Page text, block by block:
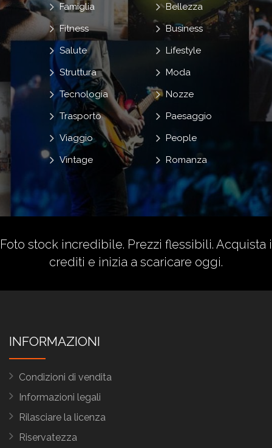
Bellezza
Business
Famiglia
Fitness
Lifestyle
Moda
Nozze
Paesaggio
People
Romanza
Salute
Struttura
Tecnologia
Trasporto
Viaggio
Vintage
Foto stock incredibile. Prezzi flessibili. Acquista i
crediti e inizia a scaricare oggi.
INFORMAZIONI
Condizioni di vendita
Informazioni legali
Rilasciare la licenza
Riservatezza